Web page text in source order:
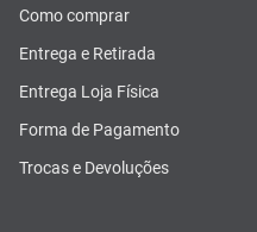
Como comprar
Entrega e Retirada
Entrega Loja Física
Forma de Pagamento
Trocas e Devoluções